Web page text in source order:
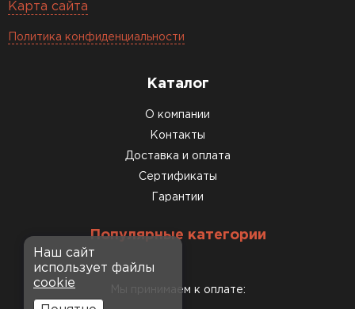
Карта сайта
Политика конфиденциальности
Каталог
О компании
Контакты
Доставка и оплата
Сертификаты
Гарантии
Популярные категории
Мы принимаем к оплате:
Наш сайт
использует файлы
cookie